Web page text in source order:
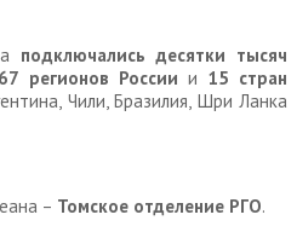
подключались десятки тысяч
67 регионов России и 15 стран
Чили, Бразилия, Шри Ланка
– Томское отделение РГО.